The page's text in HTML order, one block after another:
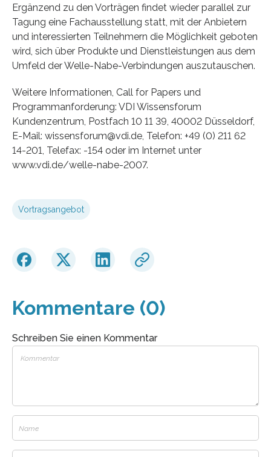
Ergänzend zu den Vorträgen findet wieder parallel zur
Tagung eine Fachausstellung statt, mit der Anbietern
und interessierten Teilnehmern die Möglichkeit geboten
wird, sich über Produkte und Dienstleistungen aus dem
Umfeld der Welle-Nabe-Verbindungen auszutauschen.
Weitere Informationen, Call for Papers und
Programmanforderung: VDI Wissensforum
Kundenzentrum, Postfach 10 11 39, 40002 Düsseldorf,
E-Mail: wissensforum@vdi.de, Telefon: +49 (0) 211 62
14-201, Telefax: -154 oder im Internet unter
www.vdi.de/welle-nabe-2007.
Vortragsangebot
Kommentare (0)
Schreiben Sie einen Kommentar